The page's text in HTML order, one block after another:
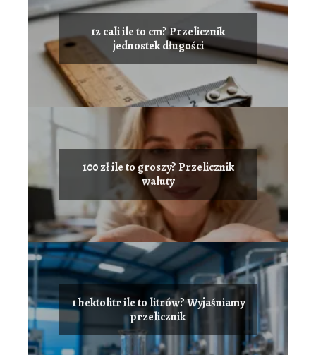
12 cali ile to cm? Przelicznik
jednostek długości
100 zł ile to groszy? Przelicznik
waluty
1 hektolitr ile to litrów? Wyjaśniamy
przelicznik